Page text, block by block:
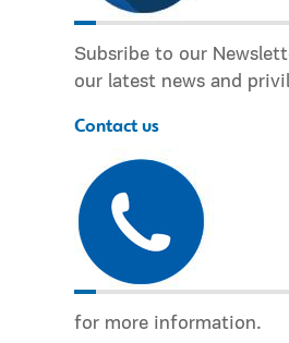
Subsribe to our
our latest news and
Contact us
for more information.